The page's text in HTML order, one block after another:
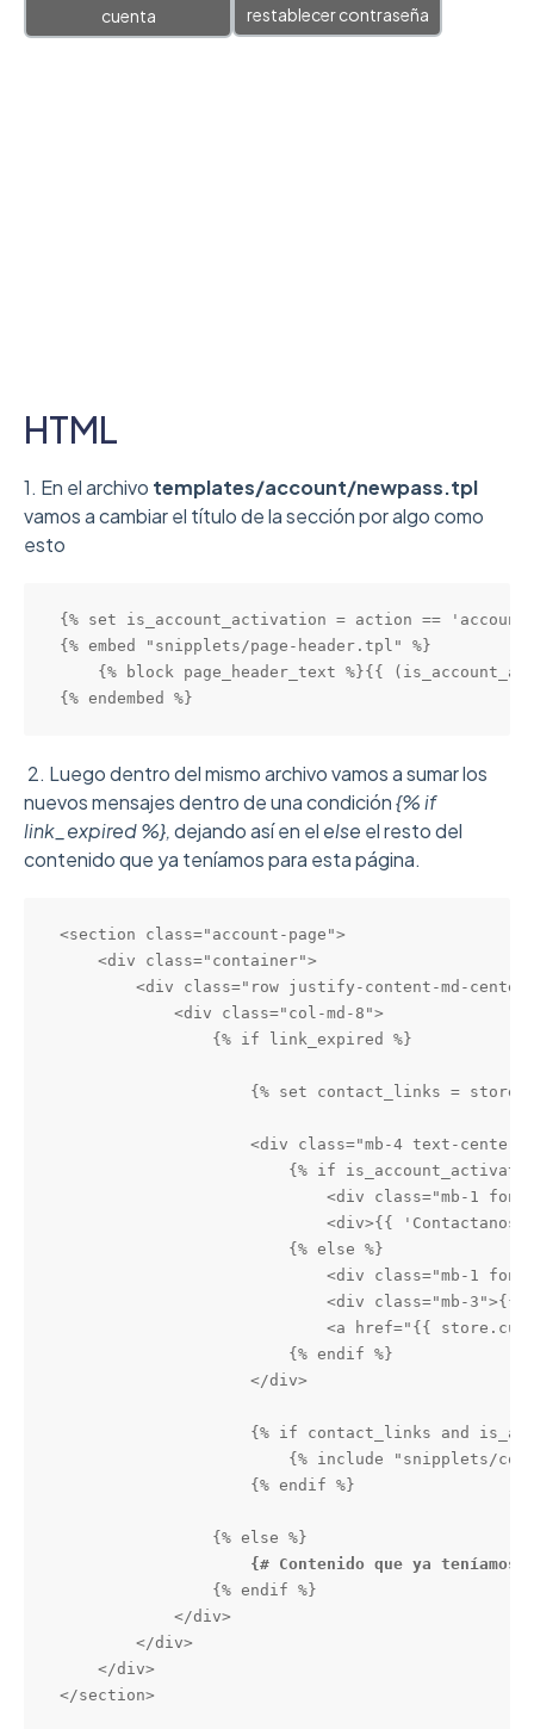
cuenta
restablecer contraseña
HTML
1. En el archivo templates/account/newpass.tpl
vamos a cambiar el título de la sección por algo como
esto
{% set is_account_activation = action ==
{% embed "snipplets/page-header.tpl" %}
{% block page_header_text %}{{
{% endembed %}
2. Luego dentro del mismo archivo vamos a sumar los
nuevos mensajes dentro de una condición{% if
link_expired %},dejando así en el else el resto del
contenido que ya teníamos para esta página.
<section class="account-page">
    <div class="container">
<div class="row justify-content-md-
            <div class="col-md-8">
                {% if link_expired %}
{% set contact_links =
<div class="mb-4 text-
{% if
<div class="mb-1
<div>{{ 'Contactanos
                        {% else %}
<div class="mb-1
<div class="mb-3">{{
<a href="{{
                        {% endif %}
                    </div>
{% if contact_links and
{% include "snipplets/
                    {% endif %}
                {% else %}
{# Contenido que ya teníamos
                {% endif %}
            </div>
        </div>
    </div>
</section>